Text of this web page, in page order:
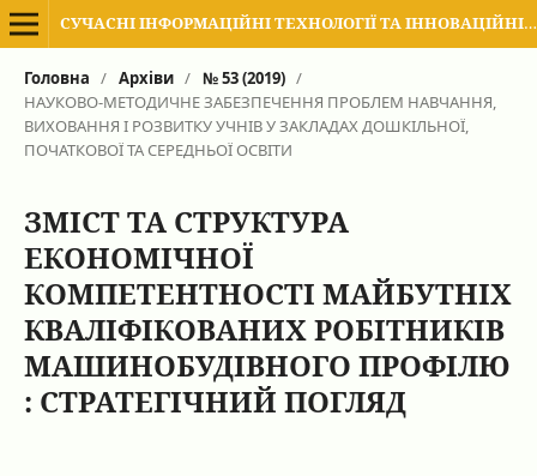
СУЧАСНІ ІНФОРМАЦІЙНІ ТЕХНОЛОГІЇ ТА ІННОВАЦІЙНІ МЕТОДИКИ НАВЧАННЯ В ПІДГОТОВЦІ ФАХІВЦІВ: МЕТОДОЛОГІЯ, ТЕОРІЯ, ДОСВІД, ПРОБЛЕМИ
Головна / Архіви / № 53 (2019) /
НАУКОВО-МЕТОДИЧНЕ ЗАБЕЗПЕЧЕННЯ ПРОБЛЕМ НАВЧАННЯ,
ВИХОВАННЯ І РОЗВИТКУ УЧНІВ У ЗАКЛАДАХ ДОШКІЛЬНОЇ,
ПОЧАТКОВОЇ ТА СЕРЕДНЬОЇ ОСВІТИ
ЗМІСТ ТА СТРУКТУРА
ЕКОНОМІЧНОЇ
КОМПЕТЕНТНОСТІ МАЙБУТНІХ
КВАЛІФІКОВАНИХ РОБІТНИКІВ
МАШИНОБУДІВНОГО ПРОФІЛЮ
: СТРАТЕГІЧНИЙ ПОГЛЯД